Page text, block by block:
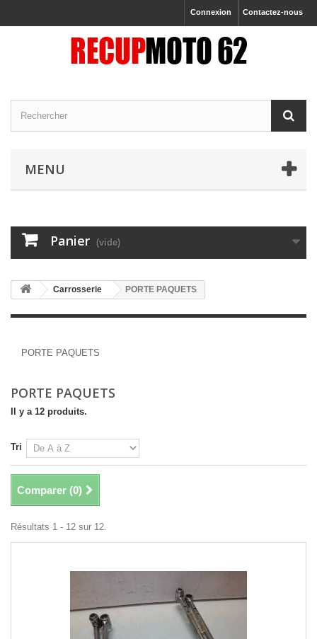
Contactez-nous
Connexion
MENU
Panier (vide)
Carrosserie PORTE PAQUETS
PORTE PAQUETS
PORTE PAQUETS
Il y a 12 produits.
Tri
Comparer (0)
Résultats 1 - 12 sur 12.